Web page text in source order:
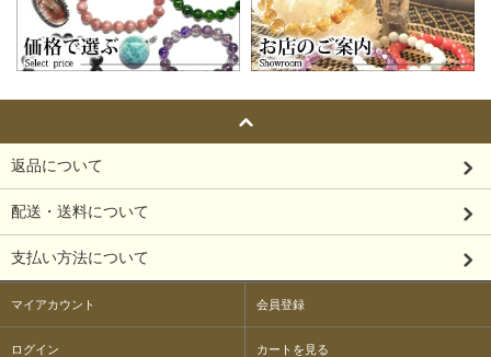
返品について
配送・送料について
支払い方法について
マイアカウント 会員登録
ログイン カートを見る